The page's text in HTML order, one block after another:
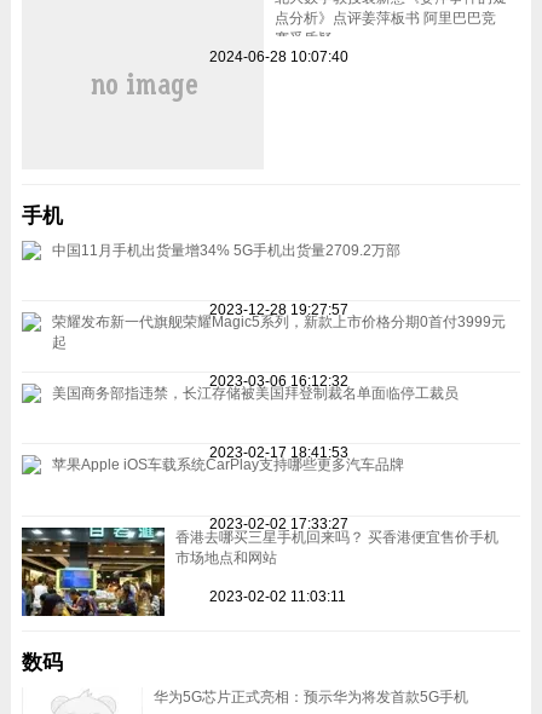
点分析》点评姜萍板书 阿里巴巴竞
赛受质疑
2024-06-28 10:07:40
手机
中国11月手机出货量增34% 5G手机出货量2709.2万部
2023-12-28 19:27:57
荣耀发布新一代旗舰荣耀Magic5系列，新款上市价格分期0首付3999元
起
2023-03-06 16:12:32
美国商务部指违禁，长江存储被美国拜登制裁名单面临停工裁员
2023-02-17 18:41:53
苹果Apple iOS车载系统CarPlay支持哪些更多汽车品牌
2023-02-02 17:33:27
香港去哪买三星手机回来吗？ 买香港便宜售价手机
市场地点和网站
2023-02-02 11:03:11
数码
华为5G芯片正式亮相：预示华为将发首款5G手机